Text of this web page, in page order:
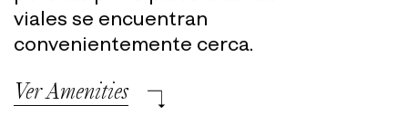
viales se encuentran
convenientemente cerca.
Ver Amenities